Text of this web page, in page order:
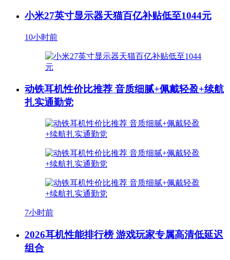
小米27英寸显示器天猫百亿补贴低至1044元
10小时前
动铁耳机性价比推荐 音质细腻+佩戴轻盈+续航
扎实通勤党
7小时前
2026耳机性能排行榜 游戏玩家专属高清低延迟
组合